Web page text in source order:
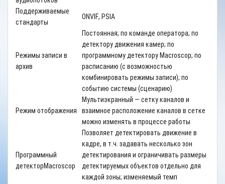
Поддерживаемые
стандарты
ONVIF, PSIA
Режимы записи в
архив
Постоянная; по команде оператора; по
детектору движения камер; по
программному детектору Macroscop; по
расписанию (с возможностью
комбинировать режимы записи); по
событию системы (сценарию)
Режим отображения
Мультиэкранный — сетку каналов и
взаимное расположение каналов в сетке
можно изменять в процессе работы
Программный
детекторMacroscop
Позволяет детектировать движение в
кадре, в т.ч. задавать несколько зон
детектирования и ограничивать размеры
детектируемых объектов отдельно для
каждой зоны; изменяемый темп